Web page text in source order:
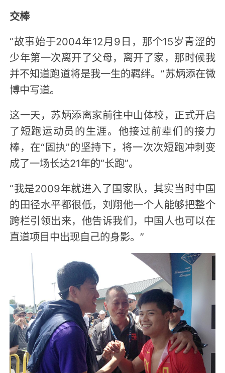
交棒
“故事始于2004年12月9日，那个15岁青涩的
少年第一次离开了父母，离开了家，那时候我
并不知道跑道将是我一生的羁绊。”苏炳添在微
博中写道。
这一天，苏炳添离家前往中山体校，正式开启
了短跑运动员的生涯。他接过前辈们的接力
棒，在“固执”的坚持下，将一次次短跑冲刺变
成了一场长达21年的“长跑”。
“我是2009年就进入了国家队，其实当时中国
的田径水平都很低，刘翔他一个人能够把整个
跨栏引领出来，他告诉我们，中国人也可以在
直道项目中出现自己的身影。”